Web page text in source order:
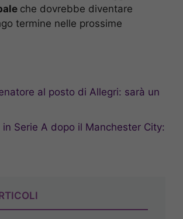
che dovrebbe diventare
termine nelle prossime
al posto di Allegri: sarà un
in Serie A dopo il Manchester City: